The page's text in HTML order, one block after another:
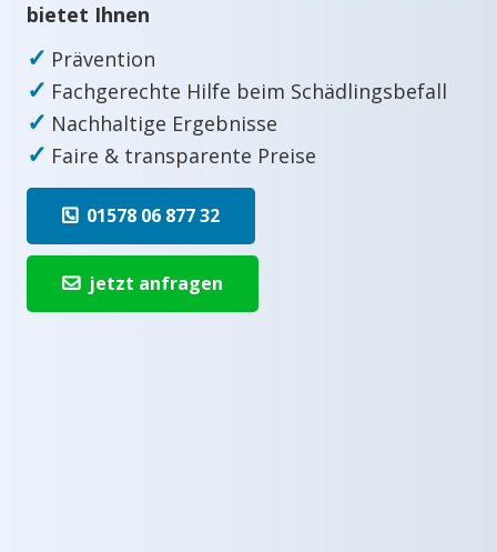
bietet Ihnen
✓ Prävention
✓ Fachgerechte Hilfe beim Schädlingsbefall
✓ Nachhaltige Ergebnisse
✓ Faire & transparente Preise
01578 06 877 32
jetzt anfragen